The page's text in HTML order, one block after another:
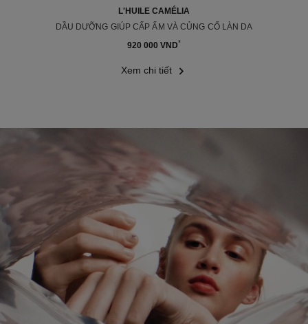
L'HUILE CAMÉLIA
DẦU DƯỠNG GIÚP CẤP ẨM VÀ CỦNG CỐ LÀN DA
Tham chiếu \u0020 158260
920 000 VND*
Xem chi tiết